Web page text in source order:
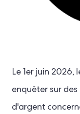
Le 1er juin
enquêter sur
d'argent